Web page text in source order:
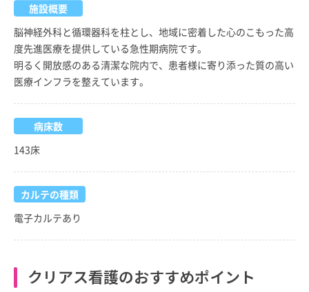
施設概要
脳神経外科と循環器科を柱とし、地域に密着した心のこもった高
度先進医療を提供している急性期病院です。
明るく開放感のある清潔な院内で、患者様に寄り添った質の高い
医療インフラを整えています。
病床数
143床
カルテの種類
電子カルテあり
クリアス看護のおすすめポイント